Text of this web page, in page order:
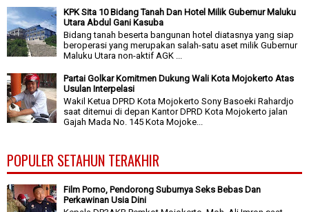
KPK Sita 10 Bidang Tanah Dan Hotel Milik Gubernur Maluku
Utara Abdul Gani Kasuba
Bidang tanah beserta bangunan hotel diatasnya yang siap
beroperasi yang merupakan salah-satu aset milik Gubernur
Maluku Utara non-aktif AGK ...
Partai Golkar Komitmen Dukung Wali Kota Mojokerto Atas
Usulan Interpelasi
Wakil Ketua DPRD Kota Mojokerto Sony Basoeki Rahardjo
saat ditemui di depan Kantor DPRD Kota Mojokerto jalan
Gajah Mada No. 145 Kota Mojoke...
POPULER SETAHUN TERAKHIR
Film Porno, Pendorong Suburnya Seks Bebas Dan
Perkawinan Usia Dini